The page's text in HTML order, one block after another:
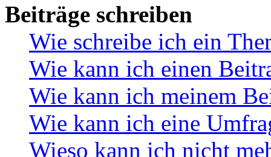
Beiträge schreiben
Wie schreibe ich ein
Wie kann ich einen
Wie kann ich meinem
Wie kann ich eine
Wieso kann ich nicht